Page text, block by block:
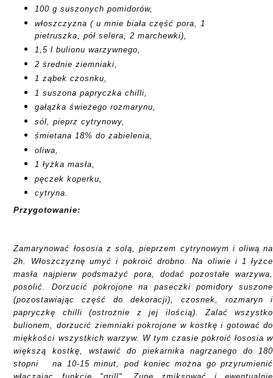
100 g suszonych pomidorów,
włoszczyzna ( u mnie biała część pora, 1
pietruszka, pół selera, 2 marchewki),
1,5 l bulionu warzywnego,
2 średnie ziemniaki,
1 ząbek czosnku,
1 suszona papryczka chilli,
gałązka świeżego rozmarynu,
sól, pieprz cytrynowy,
śmietana 18% do zabielenia,
oliwa,
1 łyżka masła,
pęczek koperku,
cytryna.
Przygotowanie:
Zamarynować łososia z solą, pieprzem cytrynowym i oliwą na
2h. Włoszczyznę umyć i pokroić drobno. Na oliwie i 1 łyżce
masła najpierw podsmażyć pora, dodać pozostałe warzywa,
posolić. Dorzucić pokrojone na paseczki pomidory suszone
(pozostawiając część do dekoracji), czosnek, rozmaryn i
papryczkę chilli (ostrożnie z jej ilością). Zalać wszystko
bulionem, dorzucić ziemniaki pokrojone w kostkę i gotować do
miękkości wszystkich warzyw. W tym czasie pokroić łososia w
większą kostkę, wstawić do piekarnika nagrzanego do 180
stopni na 10-15 minut, pod koniec można go przyrumienić